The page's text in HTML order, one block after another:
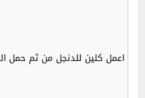
اعمل كلين للدنجل من ثم حمل